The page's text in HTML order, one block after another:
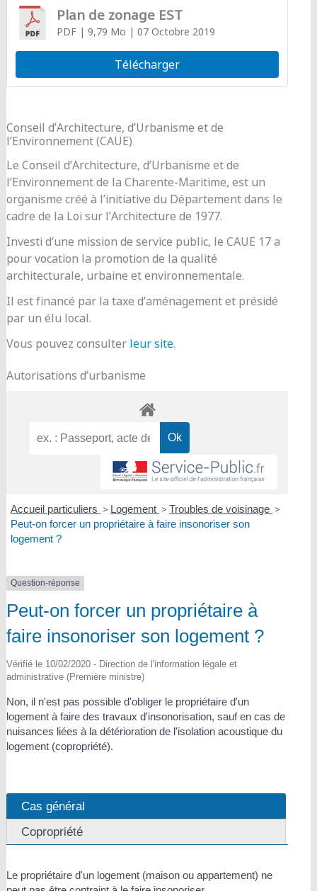
Plan de zonage EST
PDF| 9,79 Mo | 07 Octobre 2019
Télécharger
Conseil d’Architecture, d’Urbanisme et de
l’Environnement (CAUE)
Le Conseil d’Architecture, d’Urbanisme et de
l’Environnement de la Charente-Maritime, est un
organisme créé à l’initiative du Département dans le
cadre de la Loi sur l’Architecture de 1977.
Investi d’une mission de service public, le CAUE 17 a
pour vocation la promotion de la qualité
architecturale, urbaine et environnementale.
Il est financé par la taxe d’aménagement et présidé
par un élu local.
Vous pouvez consulter leur site.
Autorisations d’urbanisme
Accueil particuliers > Logement > Troubles de voisinage >
Peut-on forcer un propriétaire à faire insonoriser son
logement ?
Question-réponse
Peut-on forcer un propriétaire à
faire insonoriser son logement ?
Vérifié le 10/02/2020 - Direction de l'information légale et
administrative (Première ministre)
Non, il n'est pas possible d'obliger le propriétaire d'un
logement à faire des travaux d'insonorisation, sauf en cas de
nuisances liées à la détérioration de l'isolation acoustique du
logement (copropriété).
Cas général
Copropriété
Le propriétaire d'un logement (maison ou appartement) ne